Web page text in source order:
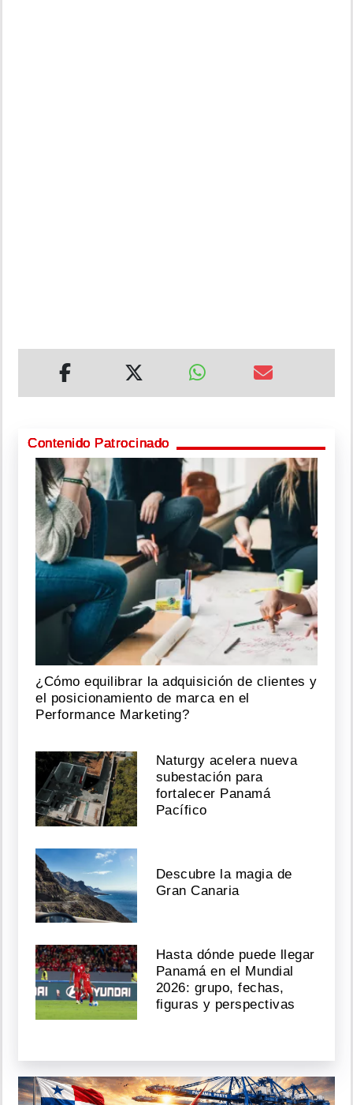
Contenido Patrocinado
¿Cómo equilibrar la adquisición de clientes y
el posicionamiento de marca en el
Performance Marketing?
Naturgy acelera nueva
subestación para
fortalecer Panamá
Pacífico
Descubre la magia de
Gran Canaria
Hasta dónde puede llegar
Panamá en el Mundial
2026: grupo, fechas,
figuras y perspectivas